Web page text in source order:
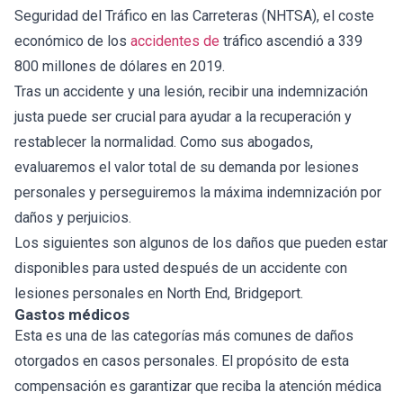
Seguridad del Tráfico en las Carreteras (NHTSA), el coste
económico de los accidentes de tráfico ascendió a 339
800 millones de dólares en 2019.
Tras un accidente y una lesión, recibir una indemnización
justa puede ser crucial para ayudar a la recuperación y
restablecer la normalidad. Como sus abogados,
evaluaremos el valor total de su demanda por lesiones
personales y perseguiremos la máxima indemnización por
daños y perjuicios.
Los siguientes son algunos de los daños que pueden estar
disponibles para usted después de un accidente con
lesiones personales en North End, Bridgeport.
Gastos médicos
Esta es una de las categorías más comunes de daños
otorgados en casos personales. El propósito de esta
compensación es garantizar que reciba la atención médica